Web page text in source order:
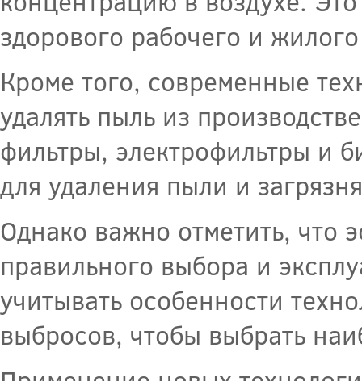
здорового рабочего и
Кроме того, современные
удалять пыль из
фильтры, электрофильтры и
для удаления пыли и
Однако важно отметить, что
правильного выбора и
учитывать особенности
выбросов, чтобы выбрать